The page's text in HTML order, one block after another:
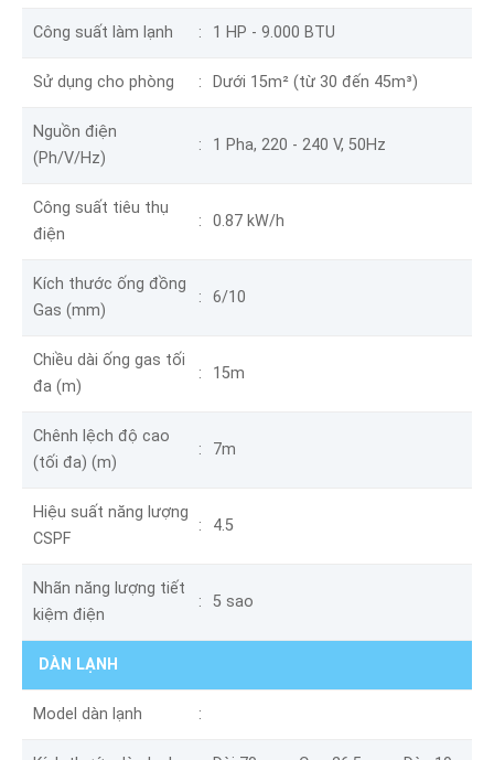
Công suất làm lạnh 1 HP - 9.000 BTU
Sử dụng cho phòng Dưới 15m² (từ 30 đến 45m³)
Nguồn điện
(Ph/V/Hz)
1 Pha, 220 - 240 V, 50Hz
Công suất tiêu thụ
điện
0.87 kW/h
Kích thước ống đồng
Gas (mm)
6/10
Chiều dài ống gas tối
đa (m)
15m
Chênh lệch độ cao
(tối đa) (m)
7m
Hiệu suất năng lượng
CSPF
4.5
Nhãn năng lượng tiết
kiệm điện
5 sao
DÀN LẠNH
Model dàn lạnh